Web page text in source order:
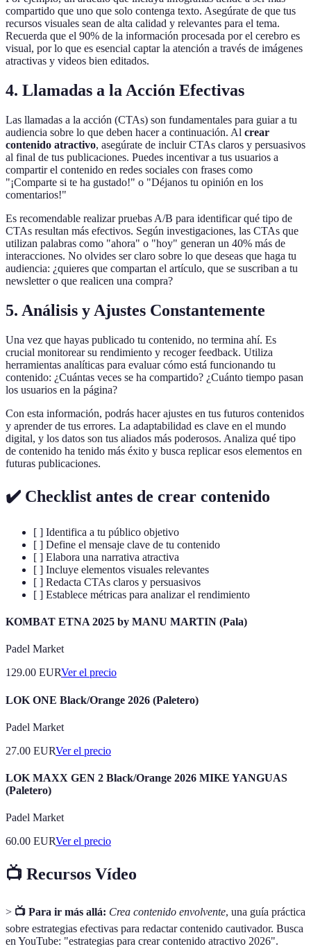
compartido que uno que solo contenga texto. Asegúrate de que tus
recursos visuales sean de alta calidad y relevantes para el tema.
Recuerda que el 90% de la información procesada por el cerebro es
visual, por lo que es esencial captar la atención a través de imágenes
atractivas y videos bien editados.
4. Llamadas a la Acción Efectivas
Las llamadas a la acción (CTAs) son fundamentales para guiar a tu
audiencia sobre lo que deben hacer a continuación. Al crear
contenido atractivo, asegúrate de incluir CTAs claros y persuasivos
al final de tus publicaciones. Puedes incentivar a tus usuarios a
compartir el contenido en redes sociales con frases como
"¡Comparte si te ha gustado!" o "Déjanos tu opinión en los
comentarios!"
Es recomendable realizar pruebas A/B para identificar qué tipo de
CTAs resultan más efectivos. Según investigaciones, las CTAs que
utilizan palabras como "ahora" o "hoy" generan un 40% más de
interacciones. No olvides ser claro sobre lo que deseas que haga tu
audiencia: ¿quieres que compartan el artículo, que se suscriban a tu
newsletter o que realicen una compra?
5. Análisis y Ajustes Constantemente
Una vez que hayas publicado tu contenido, no termina ahí. Es
crucial monitorear su rendimiento y recoger feedback. Utiliza
herramientas analíticas para evaluar cómo está funcionando tu
contenido: ¿Cuántas veces se ha compartido? ¿Cuánto tiempo pasan
los usuarios en la página?
Con esta información, podrás hacer ajustes en tus futuros contenidos
y aprender de tus errores. La adaptabilidad es clave en el mundo
digital, y los datos son tus aliados más poderosos. Analiza qué tipo
de contenido ha tenido más éxito y busca replicar esos elementos en
futuras publicaciones.
✔️ Checklist antes de crear contenido
[ ] Identifica a tu público objetivo
[ ] Define el mensaje clave de tu contenido
[ ] Elabora una narrativa atractiva
[ ] Incluye elementos visuales relevantes
[ ] Redacta CTAs claros y persuasivos
[ ] Establece métricas para analizar el rendimiento
KOMBAT ETNA 2025 by MANU MARTIN (Pala)
Padel Market
129.00 EURVer el precio
LOK ONE Black/Orange 2026 (Paletero)
Padel Market
27.00 EURVer el precio
LOK MAXX GEN 2 Black/Orange 2026 MIKE YANGUAS
(Paletero)
Padel Market
60.00 EURVer el precio
📺 Recursos Vídeo
> 📺 Para ir más allá: Crea contenido envolvente, una guía práctica
sobre estrategias efectivas para redactar contenido cautivador. Busca
en YouTube: "estrategias para crear contenido atractivo 2026".